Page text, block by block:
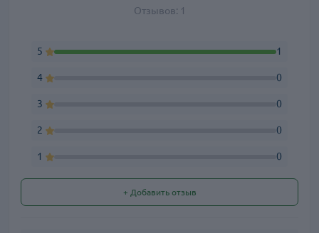
Отзывов: 1
5 1
4 0
3 0
2 0
1 0
+ Добавить отзыв